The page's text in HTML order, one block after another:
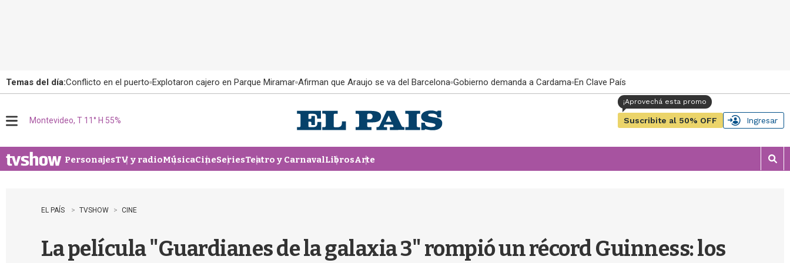
Temas del día:Conflicto en el puerto Explotaron cajero en Parque Miramar Afirman que Araujo se va del Barcelona Gobierno demanda a Cardama En Clave País
u
Montevideo, T 11° H 55% Suscribite al 50% OFF Ingresar
PersonajesTV y radioMúsicaCineSeriesTeatro y CarnavalLibrosArte
M
o
EL PAÍS TVSHOW CINE
La película "Guardianes de la galaxia 3" rompió un récord Guinness: los